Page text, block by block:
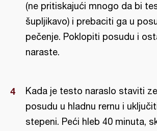
(ne pritiskajući mnogo da bi
šupljikavo) i prebaciti ga u
pečenje. Poklopiti posudu i
naraste.
Kada je testo naraslo staviti
posudu u hladnu rernu i
stepeni. Peći hleb 40 minuta,